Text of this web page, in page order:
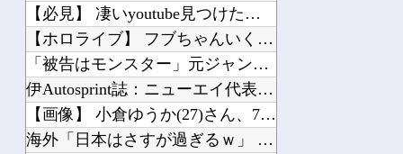
【必見】 凄いyoutube見つけた：日本中を熱狂させたLiSAの代表曲「紅蓮華...
【ホロライブ】 フブちゃんいくら注ぎ込んだんだ…
「被告はモンスター」元ジャンポケ斉藤慎二被告に懲役７年求刑でほぼ実刑確実？弁護側...
伊Autosprint誌：ニューエイ代表渾身のアストンマーチンAMR26を改善に...
【画像】 小倉ゆうか(27)さん、7年ぶり『FRIDAY』表紙で神ボディ大解放
海外「日本はさすが過ぎるｗ」 日本は野生動物の喧嘩さえ可愛くなってしまうと世界が...